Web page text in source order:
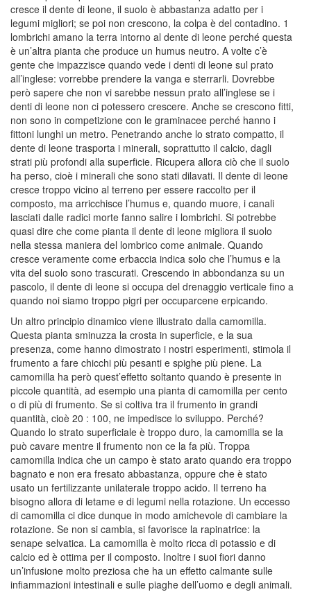
cresce il dente di leone, il suolo è abbastanza adatto per i
legumi migliori; se poi non crescono, la colpa è del contadino. 1
lombrichi amano la terra intorno al dente di leone perché questa
è un’altra pianta che produce un humus neutro. A volte c’è
gente che impazzisce quando vede i denti di leone sul prato
all’inglese: vorrebbe prendere la vanga e sterrarli. Dovrebbe
però sapere che non vi sarebbe nessun prato all’inglese se i
denti di leone non ci potessero crescere. Anche se crescono fitti,
non sono in competizione con le graminacee perché hanno i
fittoni lunghi un metro. Penetrando anche lo strato compatto, il
dente di leone trasporta i minerali, soprattutto il calcio, dagli
strati più profondi alla superficie. Ricupera allora ciò che il suolo
ha perso, cioè i minerali che sono stati dilavati. Il dente di leone
cresce troppo vicino al terreno per essere raccolto per il
composto, ma arricchisce l’humus e, quando muore, i canali
lasciati dalle radici morte fanno salire i lombrichi. Si potrebbe
quasi dire che come pianta il dente di leone migliora il suolo
nella stessa maniera del lombrico come animale. Quando
cresce veramente come erbaccia indica solo che l’humus e la
vita del suolo sono trascurati. Crescendo in abbondanza su un
pascolo, il dente di leone si occupa del drenaggio verticale fino a
quando noi siamo troppo pigri per occuparcene erpicando.
Un altro principio dinamico viene illustrato dalla camomilla.
Questa pianta sminuzza la crosta in superficie, e la sua
presenza, come hanno dimostrato i nostri esperimenti, stimola il
frumento a fare chicchi più pesanti e spighe più piene. La
camomilla ha però quest’effetto soltanto quando è presente in
piccole quantità, ad esempio una pianta di camomilla per cento
o di più di frumento. Se si coltiva tra il frumento in grandi
quantità, cioè 20 : 100, ne impedisce lo sviluppo. Perché?
Quando lo strato superficiale è troppo duro, la camomilla se la
può cavare mentre il frumento non ce la fa più. Troppa
camomilla indica che un campo è stato arato quando era troppo
bagnato e non era fresato abbastanza, oppure che è stato
usato un fertilizzante unilaterale troppo acido. Il terreno ha
bisogno allora di letame e di legumi nella rotazione. Un eccesso
di camomilla ci dice dunque in modo amichevole di cambiare la
rotazione. Se non si cambia, si favorisce la rapinatrice: la
senape selvatica. La camomilla è molto ricca di potassio e di
calcio ed è ottima per il composto. Inoltre i suoi fiori danno
un’infusione molto preziosa che ha un effetto calmante sulle
infiammazioni intestinali e sulle piaghe dell’uomo e degli animali.